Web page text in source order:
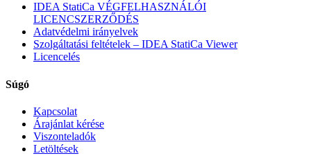
IDEA StatiCa VÉGFELHASZNÁLÓI
LICENCSZERZŐDÉS
Adatvédelmi irányelvek
Szolgáltatási feltételek – IDEA StatiCa Viewer
Licencelés
Súgó
Kapcsolat
Árajánlat kérése
Viszonteladók
Letöltések